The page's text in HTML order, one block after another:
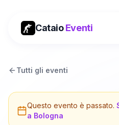
CataioEventi
Tutti gli eventi
Questo evento è passato.
a Bologna